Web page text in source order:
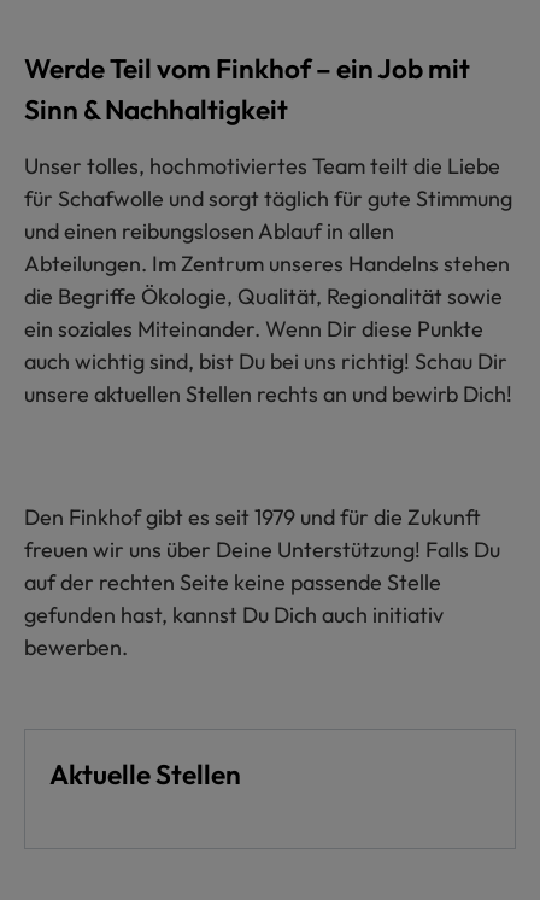
Werde Teil vom Finkhof – ein Job mit
Sinn & Nachhaltigkeit
Unser tolles, hochmotiviertes Team teilt die Liebe
für Schafwolle und sorgt täglich für gute Stimmung
und einen reibungslosen Ablauf in allen
Abteilungen. Im Zentrum unseres Handelns stehen
die Begriffe Ökologie, Qualität, Regionalität sowie
ein soziales Miteinander. Wenn Dir diese Punkte
auch wichtig sind, bist Du bei uns richtig! Schau Dir
unsere aktuellen Stellen rechts an und bewirb Dich!
Den Finkhof gibt es seit 1979 und für die Zukunft
freuen wir uns über Deine Unterstützung! Falls Du
auf der rechten Seite keine passende Stelle
gefunden hast, kannst Du Dich auch initiativ
bewerben.
Aktuelle Stellen